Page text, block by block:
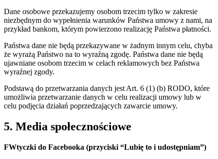
Dane osobowe przekazujemy osobom trzecim tylko w zakresie
niezbędnym do wypełnienia warunków Państwa umowy z nami, na
przykład bankom, którym powierzono realizację Państwa płatności.
Państwa dane nie będą przekazywane w żadnym innym celu, chyba
że wyrażą Państwo na to wyraźną zgodę. Państwa dane nie będą
ujawniane osobom trzecim w celach reklamowych bez Państwa
wyraźnej zgody.
Podstawą do przetwarzania danych jest Art. 6 (1) (b) RODO, które
umożliwia przetwarzanie danych w celu realizacji umowy lub w
celu podjęcia działań poprzedzających zawarcie umowy.
5. Media społecznościowe
FWtyczki do Facebooka (przyciski “Lubię to i udostępniam”)